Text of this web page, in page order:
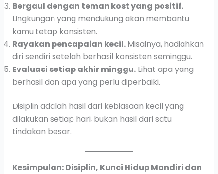
Bergaul dengan teman kost yang positif.
Lingkungan yang mendukung akan membantu
kamu tetap konsisten.
Rayakan pencapaian kecil.Misalnya, hadiahkan
diri sendiri setelah berhasil konsisten seminggu.
Evaluasi setiap akhir minggu.Lihat apa yang
berhasil dan apa yang perlu diperbaiki.
Disiplin adalah hasil dari kebiasaan kecil yang
dilakukan setiap hari, bukan hasil dari satu
tindakan besar.
Kesimpulan: Disiplin, Kunci Hidup Mandiri dan